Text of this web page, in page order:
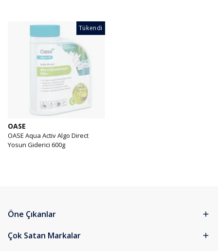
Tükendi
OASE
OASE Aqua Activ Algo Direct
Yosun Giderici 600g
Öne Çıkanlar
Çok Satan Markalar